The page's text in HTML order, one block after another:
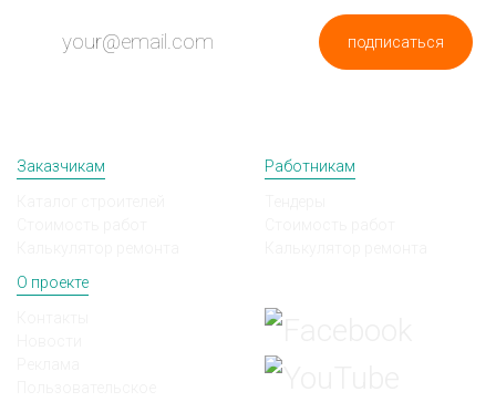
подписаться
Заказчикам
Работникам
О проекте